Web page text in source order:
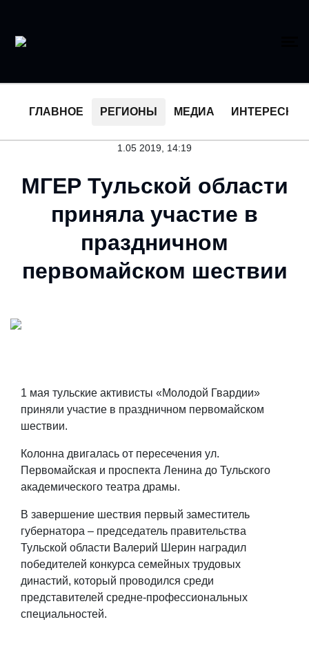
ГЛАВНОЕ РЕГИОНЫ МЕДИА ИНТЕРЕСНОЕ
1.05 2019, 14:19
МГЕР Тульской области
приняла участие в
праздничном
первомайском шествии
1 мая тульские активисты «Молодой Гвардии»
приняли участие в праздничном первомайском
шествии.
Колонна двигалась от пересечения ул.
Первомайская и проспекта Ленина до Тульского
академического театра драмы.
В завершение шествия первый заместитель
губернатора – председатель правительства
Тульской области Валерий Шерин наградил
победителей конкурса семейных трудовых
династий, который проводился среди
представителей средне-профессиональных
специальностей.